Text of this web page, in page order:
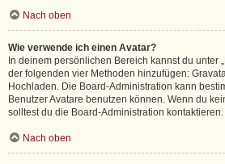
Nach oben
Wie verwende ich einen Avatar?
In deinem persönlichen Bereich kannst du unter
der folgenden vier Methoden hinzufügen:
Hochladen. Die Board-Administration kann
Benutzer Avatare benutzen können. Wenn du
solltest du die Board-Administration kontaktieren.
Nach oben